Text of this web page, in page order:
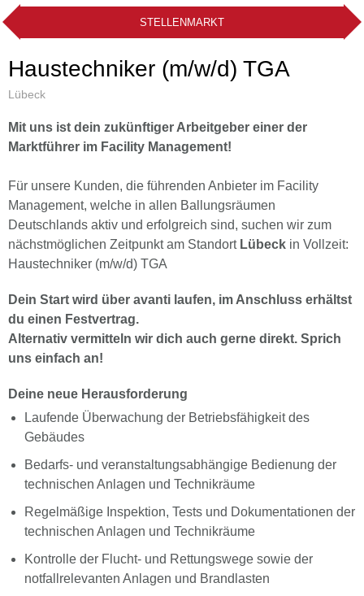
STELLENMARKT
Haustechniker (m/w/d) TGA
Lübeck
Mit uns ist dein zukünftiger Arbeitgeber einer der
Marktführer im Facility Management!
Für unsere Kunden, die führenden Anbieter im Facility
Management, welche in allen Ballungsräumen
Deutschlands aktiv und erfolgreich sind, suchen wir zum
nächstmöglichen Zeitpunkt am StandortLübeck in Vollzeit:
Haustechniker (m/w/d) TGA
Dein Start wird über avanti laufen, im Anschluss erhältst
du einen Festvertrag.
Alternativ vermitteln wir dich auch gerne direkt. Sprich
uns einfach an!
Deine neue Herausforderung
Laufende Überwachung der Betriebsfähigkeit des
Gebäudes
Bedarfs- und veranstaltungsabhängige Bedienung der
technischen Anlagen und Technikräume
Regelmäßige Inspektion, Tests und Dokumentationen der
technischen Anlagen und Technikräume
Kontrolle der Flucht- und Rettungswege sowie der
notfallrelevanten Anlagen und Brandlasten